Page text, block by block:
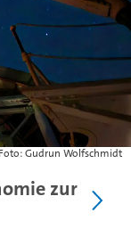
Foto: Gudrun Wolfschmidt
zur